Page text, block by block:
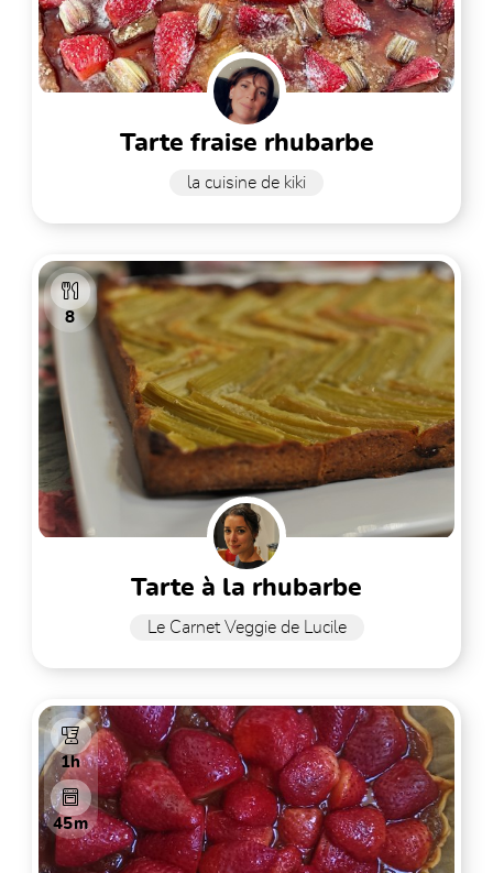
tarte fraise rhubarbe
la cuisine de kiki
8
tarte à la rhubarbe
Le Carnet Veggie de Lucile
1h
45m